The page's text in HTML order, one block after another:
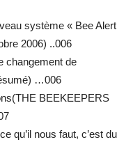
système « Bee Alert
2006) ..006
changement de
…006
BEEKEEPERS
qu’il nous faut, c’est du